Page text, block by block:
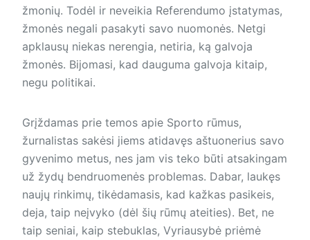
žmonių. Todėl ir neveikia Referendumo įstatymas,
žmonės negali pasakyti savo nuomonės. Netgi
apklausų niekas nerengia, netiria, ką galvoja
žmonės. Bijomasi, kad dauguma galvoja kitaip,
negu politikai.
Grįždamas prie temos apie Sporto rūmus,
žurnalistas sakėsi jiems atidavęs aštuonerius savo
gyvenimo metus, nes jam vis teko būti atsakingam
už žydų bendruomenės problemas. Dabar, laukęs
naujų rinkimų, tikėdamasis, kad kažkas pasikeis,
deja, taip neįvyko (dėl šių rūmų ateities). Bet, ne
taip seniai, kaip stebuklas, Vyriausybė priėmė